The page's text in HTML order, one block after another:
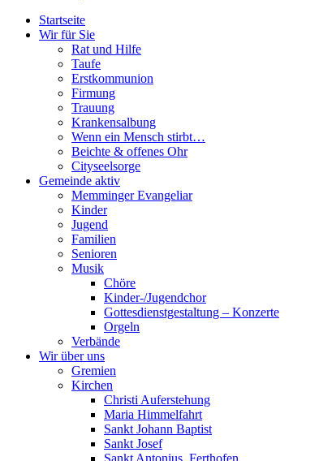
Startseite
Wir für Sie
Rat und Hilfe
Taufe
Erstkommunion
Firmung
Trauung
Krankensalbung
Wenn ein Mensch stirbt…
Beichte & offenes Ohr
Cityseelsorge
Gemeinde aktiv
Memminger Evangeliar
Kinder
Jugend
Familien
Senioren
Musik
Chöre
Kinder-/Jugendchor
Gottesdienstgestaltung – Konzerte
Orgeln
Verbände
Wir über uns
Gremien
Kirchen
Christi Auferstehung
Maria Himmelfahrt
Sankt Johann Baptist
Sankt Josef
Sankt Antonius, Ferthofen